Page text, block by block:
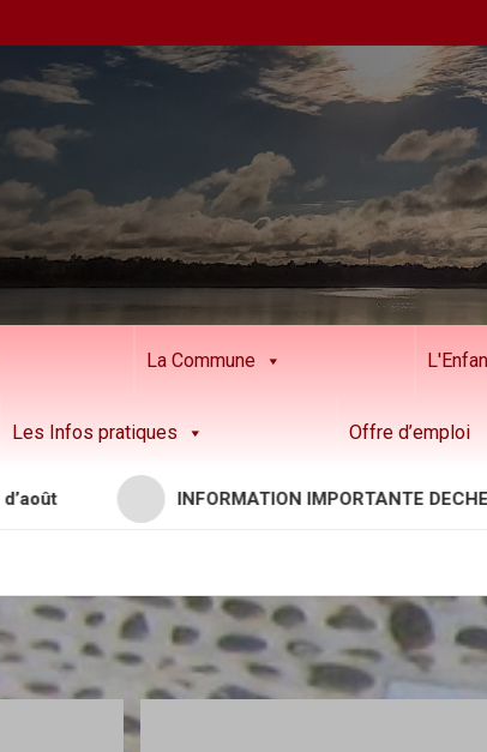
La Commune
Les Infos pratiques Offre d’emploi
INFORMATION IMPORTANTE